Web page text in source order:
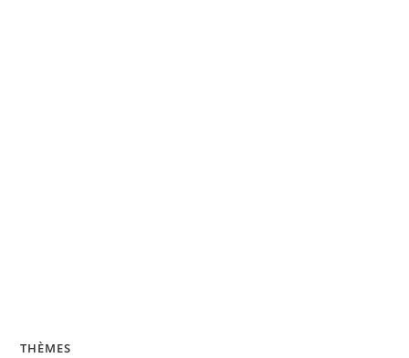
THÈMES